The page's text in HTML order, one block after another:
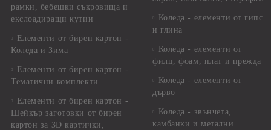
рамки, бебешки съкровища и
екслоадиращи кутии
Елементи от бирен картон -
Коледа и Зима
Елементи от бирен картон -
Тематични комплекти
Елементи от бирен картон -
Шейкър заготовки от бирен
картон за 3D картички,
Коледа - елементи от гипс
и глина
Коледа - елементи от
филц, фоам, плат и прежда
Коледа - елементи от
дърво
Коледа - звънчета,
камбанки и метални